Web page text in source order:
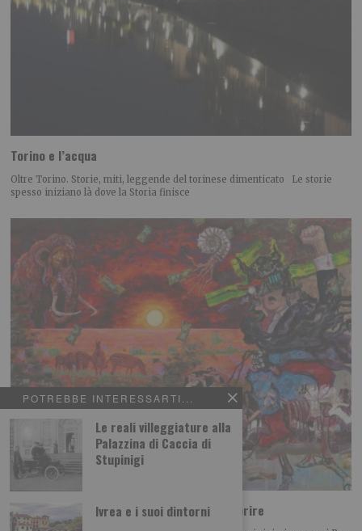
POTREBBE INTERESSARTI...
Le reali villeggiature alla
Palazzina di Caccia di
Stupinigi
Ivrea e i suoi dintorni
Torino e l’acqua
Oltre Torino. Storie, miti, leggende del torinese dimenticato Le storie
spesso iniziano là dove la Storia finisce
Ryo Kato, l’artista nipponico tutto da scoprire